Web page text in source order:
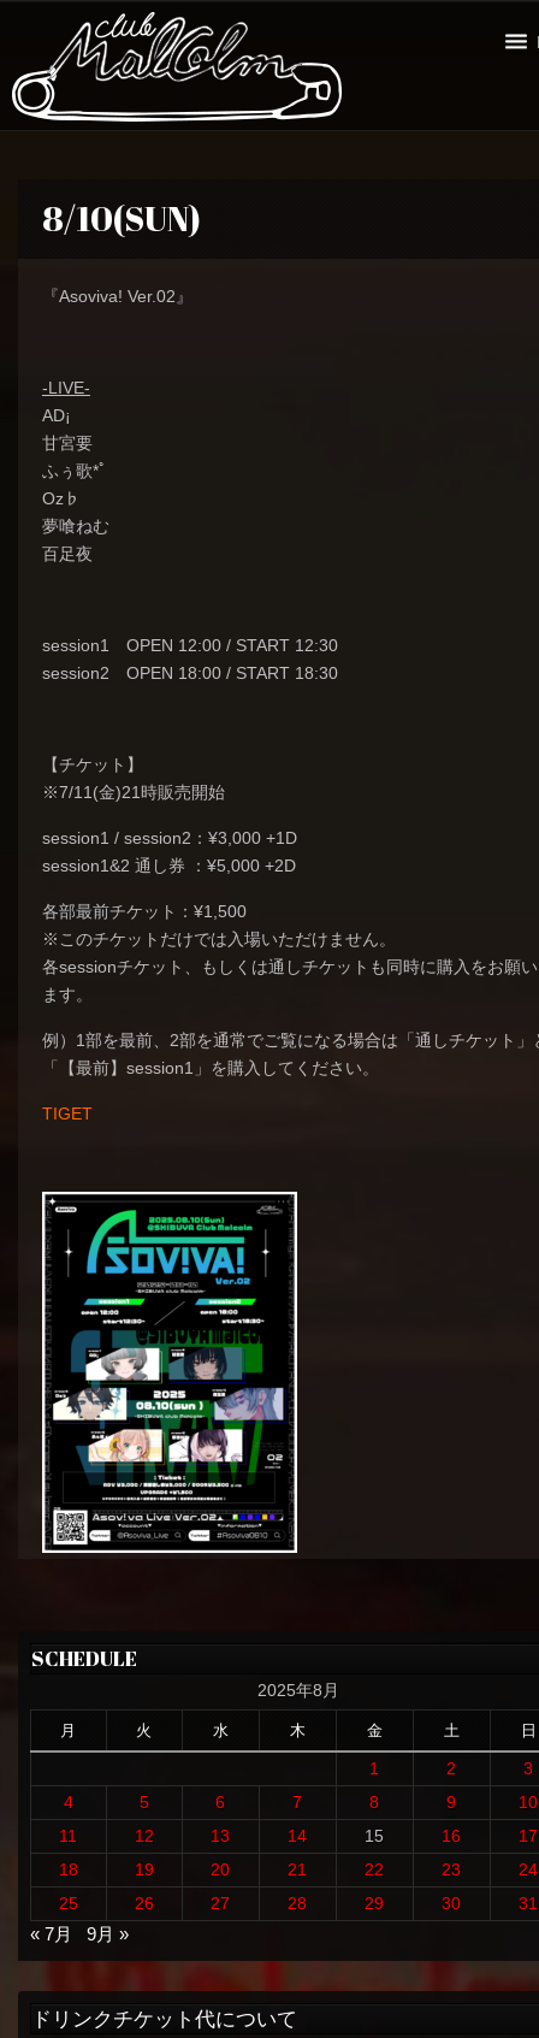
8/10(SUN)
『Asoviva! Ver.02』
-LIVE-
AD¡
甘宮要
ふぅ歌*ﾟ
Oz♭
夢喰ねむ
百足夜
session1 OPEN 12:00 / START 12:30
session2 OPEN 18:00 / START 18:30
【チケット】
※7/11(金)21時販売開始
session1 / session2：¥3,000 +1D
session1&2 通し券 ：¥5,000 +2D
各部最前チケット：¥1,500
※このチケットだけでは入場いただけません。
各sessionチケット、もしくは通しチケットも同時に購入をお願
ます。
例）1部を最前、2部を通常でご覧になる場合は「通しチケット」
「【最前】session1」を購入してください。
TIGET
SCHEDULE
2025年8月
月 火 水 木 金 土 日
1 2
3
4
5 6 7 8 9
10
11
12 13 14 15 16
17
18
19 20 21 22 23
24
25
26 27 28 29 30
31
« 7月
9月 »
ドリンクチケット代について